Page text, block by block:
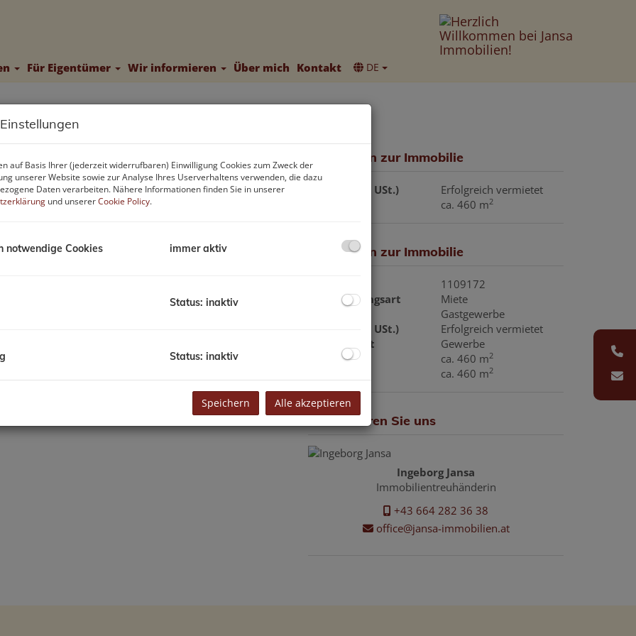
Für Eigentümer Wir informieren Über mich Kontakt DE
in Klagenfurt Basisdaten zur Immobilie
Miete (exkl. USt.)
Erfolgreich vermietet
ca. 460 m2
Basisdaten zur Immobilie
1109172
Vermarktungsart
Miete
Gastgewerbe
Miete (exkl. USt.)
Erfolgreich vermietet
Nutzungsart
Gewerbe
Fläche
ca. 460 m2
ca. 460 m2
Kontaktieren Sie uns
Ingeborg Jansa
Immobilientreuhänderin
+43 664 282 36 38
office@jansa-immobilien.at
auf Basis Ihrer (jederzeit widerrufbaren) Einwilligung Cookies zum Zweck der
unserer Website sowie zur Analyse Ihres Userverhaltens verwenden, die dazu
Daten verarbeiten. Nähere Informationen finden Sie in unserer
und unsererCookie Policy.
notwendige Cookies immer aktiv
Status: inaktiv
Status: inaktiv
Speichern Alle akzeptieren